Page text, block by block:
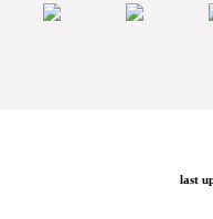
last